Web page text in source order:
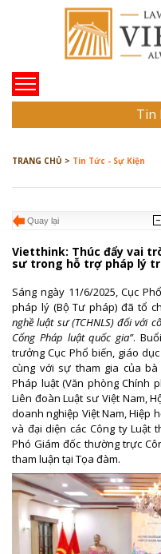
Tin
TRANG CHỦ > Tin Tức - Sự Kiện
Quay lại
Vietthink: Thúc đẩy vai
sư trong hỗ trợ pháp lý
Sáng ngày 11/6/2025, Cục
pháp lý (Bộ Tư pháp) đã tổ
nghề luật sư (TCHNLS) đối với
Cổng Pháp luật quốc gia”.
trưởng Cục Phổ biến, giáo
cùng với sự tham gia của bà
Pháp luật (Văn phòng Chính
Liên đoàn Luật sư Việt Nam,
doanh nghiệp Việt Nam, Hiệp
và đại diện các Công ty Luật
Phó Giám đốc thường trực
tham luận tại Tọa đàm.